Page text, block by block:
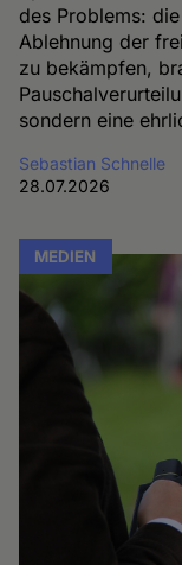
des Problems:
Ablehnung der
zu bekämpfen,
sondern eine
Sebastian Schnelle
28.07.2026
MEDIEN